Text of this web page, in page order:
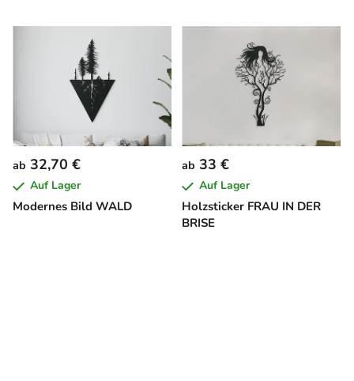
Modernes Bild WALD
ab 32,70 €
Auf Lager
Holzsticker FRAU IN DER
BRISE
ab 33 €
Auf Lager